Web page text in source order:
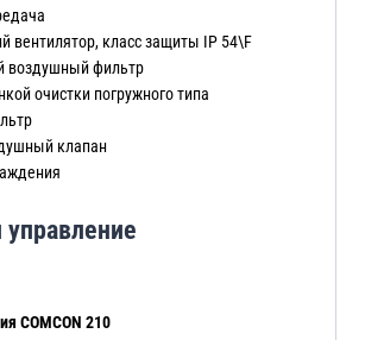
вентилятор, класс защиты IP 54\F
воздушный фильтр
очистки погружного типа
клапан
COMCON 210